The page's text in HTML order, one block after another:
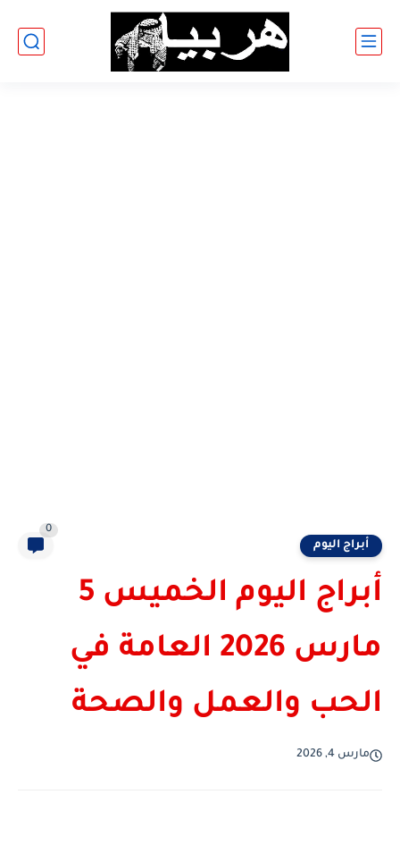
أبراج اليوم
0
أبراج اليوم الخميس 5
مارس 2026 العامة في
الحب والعمل والصحة
مارس 4, 2026